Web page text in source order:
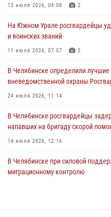
подозреваемого в совершении
В Челябинской области
задержан подозреваемый в
13 июля 2026, 04:08 2
На Южном Урале росгвардейцы
и воинских званий
11 июля 2026, 07:57 2
В Челябинске определили
вневедомственной охраны
24 июля 2026, 11:14
В Челябинске росгвардейцы
напавших на бригаду скорой
14 июля 2026, 12:16
В Челябинске при силовой
миграционному контролю